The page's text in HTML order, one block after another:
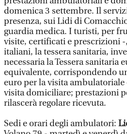
domenica 3 settembre. Il
presenza, sui Lidi di
guardia medica. I turisti, per
visite, certificati e prescrizioni
italiani, la tessera sanitaria,
necessaria la Tessera sanitaria
equivalente, corrispondendo
euro per la visita ambulatoriale
visita domiciliare; prestazioni
rilascerà regolare ricevuta.
Sedi e orari degli ambulatori: